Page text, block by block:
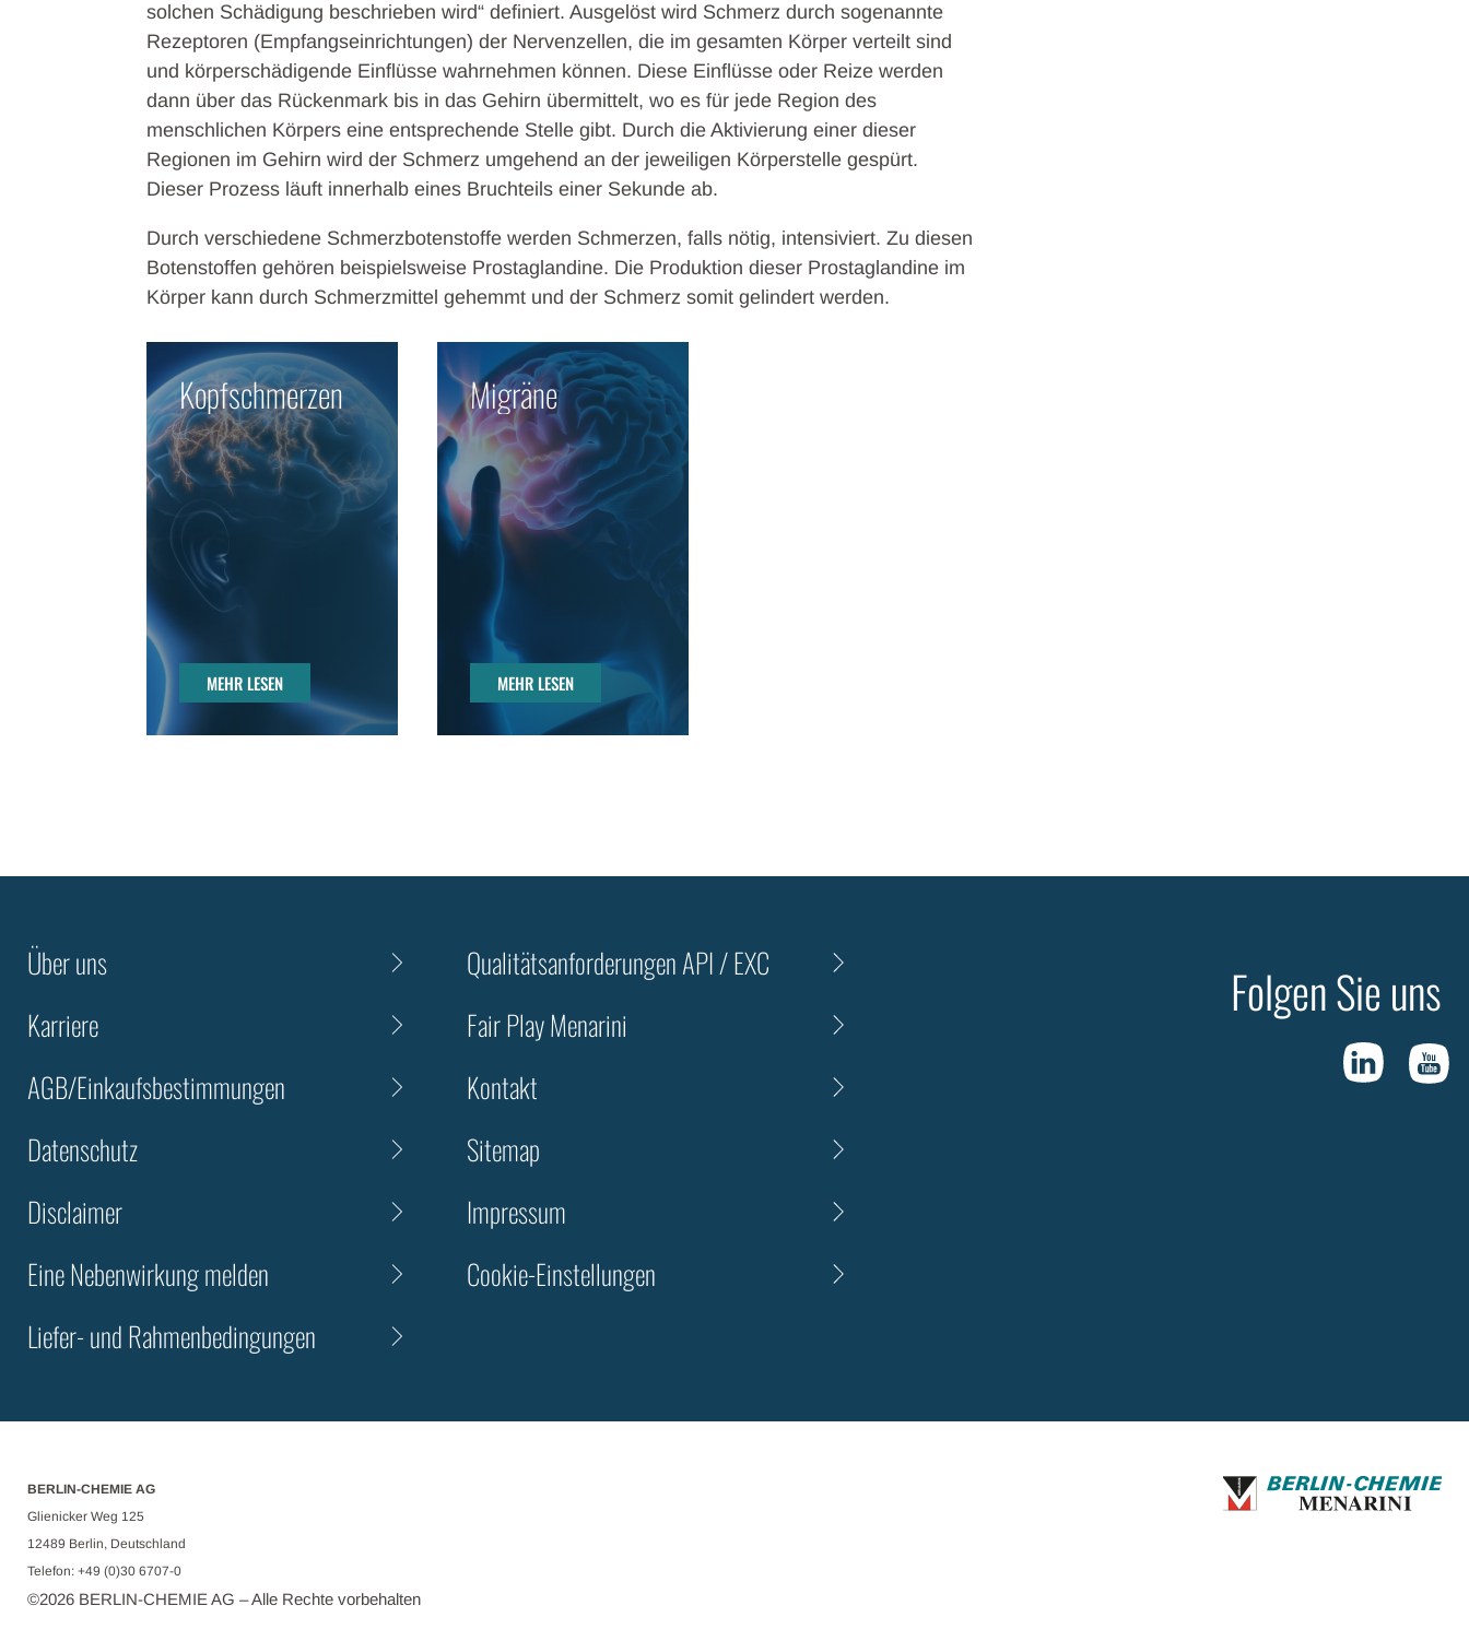
solchen Schädigung beschrieben wird“ definiert. Ausgelöst wird Schmerz durch sogenannte
Rezeptoren (Empfangseinrichtungen) der Nervenzellen, die im gesamten Körper verteilt sind
und körperschädigende Einflüsse wahrnehmen können. Diese Einflüsse oder Reize werden
dann über das Rückenmark bis in das Gehirn übermittelt, wo es für jede Region des
menschlichen Körpers eine entsprechende Stelle gibt. Durch die Aktivierung einer dieser
Regionen im Gehirn wird der Schmerz umgehend an der jeweiligen Körperstelle gespürt.
Dieser Prozess läuft innerhalb eines Bruchteils einer Sekunde ab.
Durch verschiedene Schmerzbotenstoffe werden Schmerzen, falls nötig, intensiviert. Zu diesen
Botenstoffen gehören beispielsweise Prostaglandine. Die Produktion dieser Prostaglandine im
Körper kann durch Schmerzmittel gehemmt und der Schmerz somit gelindert werden.
Kopfschmerzen
MEHR LESEN
MEHR LESEN
Migräne
MEHR LESEN
MEHR LESEN
Über uns
Karriere
AGB/Einkaufsbestimmungen
Datenschutz
Disclaimer
Eine Nebenwirkung melden
Liefer- und Rahmenbedingungen
Qualitätsanforderungen API / EXC
Fair Play Menarini
Kontakt
Sitemap
Impressum
Cookie-Einstellungen
Folgen Sie uns
BERLIN-CHEMIE AG
Glienicker Weg 125
12489 Berlin, Deutschland
Telefon: +49 (0)30 6707-0
©2026 BERLIN-CHEMIE AG – Alle Rechte vorbehalten